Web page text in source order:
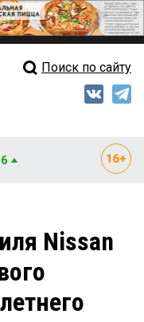
Свежий выпуск
Архив
Поиск по сайту
Nissan